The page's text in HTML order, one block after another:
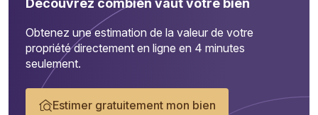
Découvrez combien vaut votre bien
Obtenez une estimation de la valeur de votre
propriété directement en ligne en 4 minutes
seulement.
Estimer gratuitement mon bien